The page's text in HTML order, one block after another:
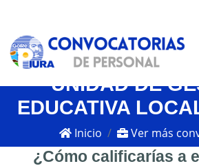
UNIDAD DE
EDUCATIVA
Inicio Ver más
¿Cómo calificarías a